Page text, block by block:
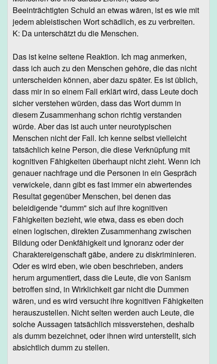
Beeinträchtigten Schuld an etwas wären, ist es wie mit
jedem ableistischen Wort schädlich, es zu verbreiten.
K: Da unterschätzt du die Menschen.
Das ist keine seltene Reaktion. Ich mag anmerken,
dass ich auch zu den Menschen gehöre, die das nicht
unterscheiden können, aber dazu später. Es ist üblich,
dass mir in so einem Fall erklärt wird, dass Leute doch
sicher verstehen würden, dass das Wort dumm in
diesem Zusammenhang schon richtig verstanden
würde. Aber das ist auch unter neurotypischen
Menschen nicht der Fall. Ich kenne selbst vielleicht
tatsächlich keine Person, die diese Verknüpfung mit
kognitiven Fähigkeiten überhaupt nicht zieht. Wenn ich
genauer nachfrage und die Personen in ein Gespräch
verwickele, dann gibt es fast immer ein abwertendes
Resultat gegenüber Menschen, bei denen das
beleidigende "dumm" sich auf ihre kognitiven
Fähigkeiten bezieht, wie etwa, dass es eben doch
einen logischen, direkten Zusammenhang zwischen
Bildung oder Denkfähigkeit und Ignoranz oder der
Charaktereigenschaft gäbe, andere zu diskriminieren.
Oder es wird eben, wie oben beschrieben, anders
herum argumentiert, dass die Leute, die von Sanism
betroffen sind, in Wirklichkeit gar nicht die Dummen
wären, und es wird versucht ihre kognitiven Fähigkeiten
herauszustellen. Nicht selten werden auch Leute, die
solche Aussagen tatsächlich missverstehen, deshalb
als dumm bezeichnet, oder ihnen wird unterstellt, sich
absichtlich dumm zu stellen.